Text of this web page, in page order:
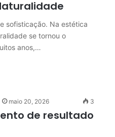
sofisticação. Na estética
se tornou o
anos,…
maio 20, 2026 3
de resultado